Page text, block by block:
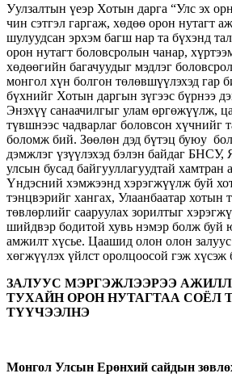
Уулзалтын үеэр Хотын дарга “Улс эх
чин сэтгэл гаргаж, хөдөө орон нутагт
шулуудсан эрхэм багш нар та бүхэнд
орон нутагт боловсролын чанар,
хөдөөгийн багачуудыг мэдлэг
монгол хүн болгон төлөвшүүлэхэд гар
бүхнийг Хотын даргын зүгээс бүрнээ
Энэхүү санаачилгыг улам өргөжүүлж,
түвшнээс чадварлаг боловсон хүчнийг
боломж бий. Зөөлөн дэд бүтэц буюу
дэмжлэг үзүүлэхэд бэлэн байдаг БНСУ,
улсын бусад байгууллагуудтай хамтран
Үндэсний хэмжээнд хэрэгжүүлж буй
тэнцвэрийг хангах, Улаанбаатар хотын
төвлөрлийг сааруулах зорилтыг
шийдвэр бодитой хувь нэмэр болж
амжилт хүсье. Цаашид олон олон залуус
хөгжүүлэх үйлст оролцоосой гэж хүсэж
ЗАЛУУС МЭРГЭЖЛЭЭРЭЭ
ТУХАЙН ОРОН НУТАГТАА СОЁЛ
ТҮҮЧЭЭЛНЭ
Монгол Улсын Ерөнхий сайдын